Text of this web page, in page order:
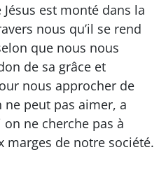
est monté dans la
nous qu’il se rend
que nous nous
de sa grâce et
nous approcher de
peut pas aimer, a
on ne cherche pas à
marges de notre société.